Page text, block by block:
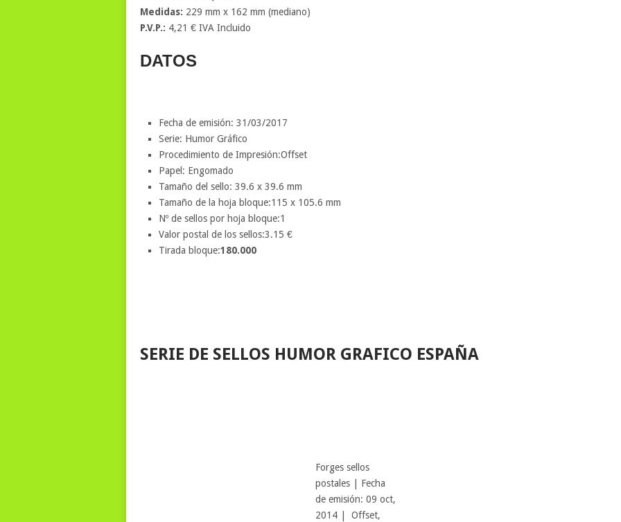
Medidas: 229 mm x 162 mm (mediano)
P.V.P.: 4,21 € IVA Incluido
DATOS
Fecha de emisión: 31/03/2017
Serie: Humor Gráfico
Procedimiento de Impresión:Offset
Papel: Engomado
Tamaño del sello: 39.6 x 39.6 mm
Tamaño de la hoja bloque:115 x 105.6 mm
Nº de sellos por hoja bloque:1
Valor postal de los sellos:3.15 €
Tirada bloque:180.000
SERIE DE SELLOS HUMOR GRAFICO ESPAÑA
Forges sellos
postales | Fecha
de emisión: 09 oct,
2014 | Offset,